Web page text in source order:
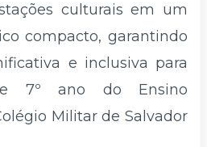
culturais em um
compacto, garantindo
e inclusiva para
7º ano do Ensino
Militar de Salvador